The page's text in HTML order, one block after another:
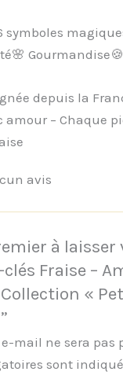
depuis la
amour – Chaque
avis
à laisser
Fraise –
«
e-mail ne sera pas
sont